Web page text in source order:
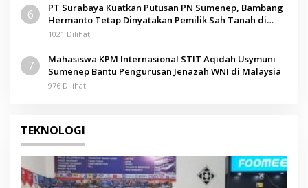
6
PT Surabaya Kuatkan Putusan PN Sumenep, Bambang
Hermanto Tetap Dinyatakan Pemilik Sah Tanah di
Pamolokan
1021 Dilihat
7
Mahasiswa KPM Internasional STIT Aqidah Usymuni
Sumenep Bantu Pengurusan Jenazah WNI di Malaysia
976 Dilihat
TEKNOLOGI